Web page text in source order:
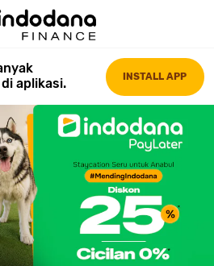
aplikasi.
INSTALL APP